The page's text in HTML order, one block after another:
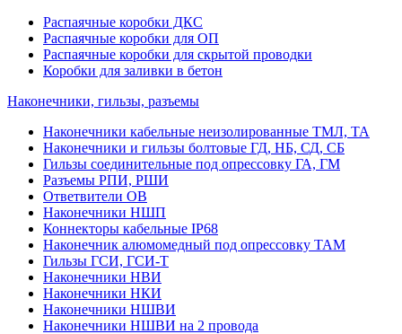
Распаячные коробки ДКС
Распаячные коробки для ОП
Распаячные коробки для скрытой проводки
Коробки для заливки в бетон
Наконечники, гильзы, разъемы
Наконечники кабельные неизолированные ТМЛ, ТА
Наконечники и гильзы болтовые ГД, НБ, СД, СБ
Гильзы соединительные под опрессовку ГА, ГМ
Разъемы РПИ, РШИ
Ответвители ОВ
Наконечники НШП
Коннекторы кабельные IP68
Наконечник алюмомедный под опрессовку ТАМ
Гильзы ГСИ, ГСИ-Т
Наконечники НВИ
Наконечники НКИ
Наконечники НШВИ
Наконечники НШВИ на 2 провода